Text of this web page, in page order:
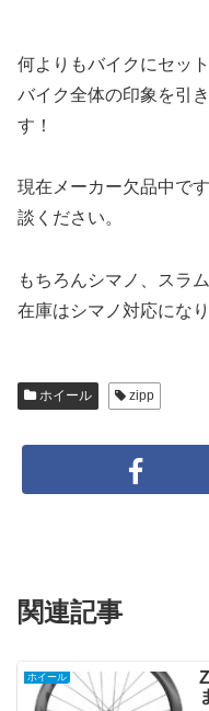
何よりもバイクにセッ
バイク全体の印象を引
す！
現在メーカー欠品中で
談ください。
もちろんシマノ、スラ
在庫はシマノ対応にな
ホイール zipp
関連記事
ホイール